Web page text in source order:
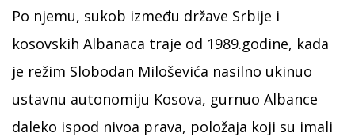
Po njemu, sukob između države Srbije i
kosovskih Albanaca traje od 1989.godine, kada
je režim Slobodan Miloševića nasilno ukinuo
ustavnu autonomiju Kosova, gurnuo Albance
daleko ispod nivoa prava, položaja koji su imali